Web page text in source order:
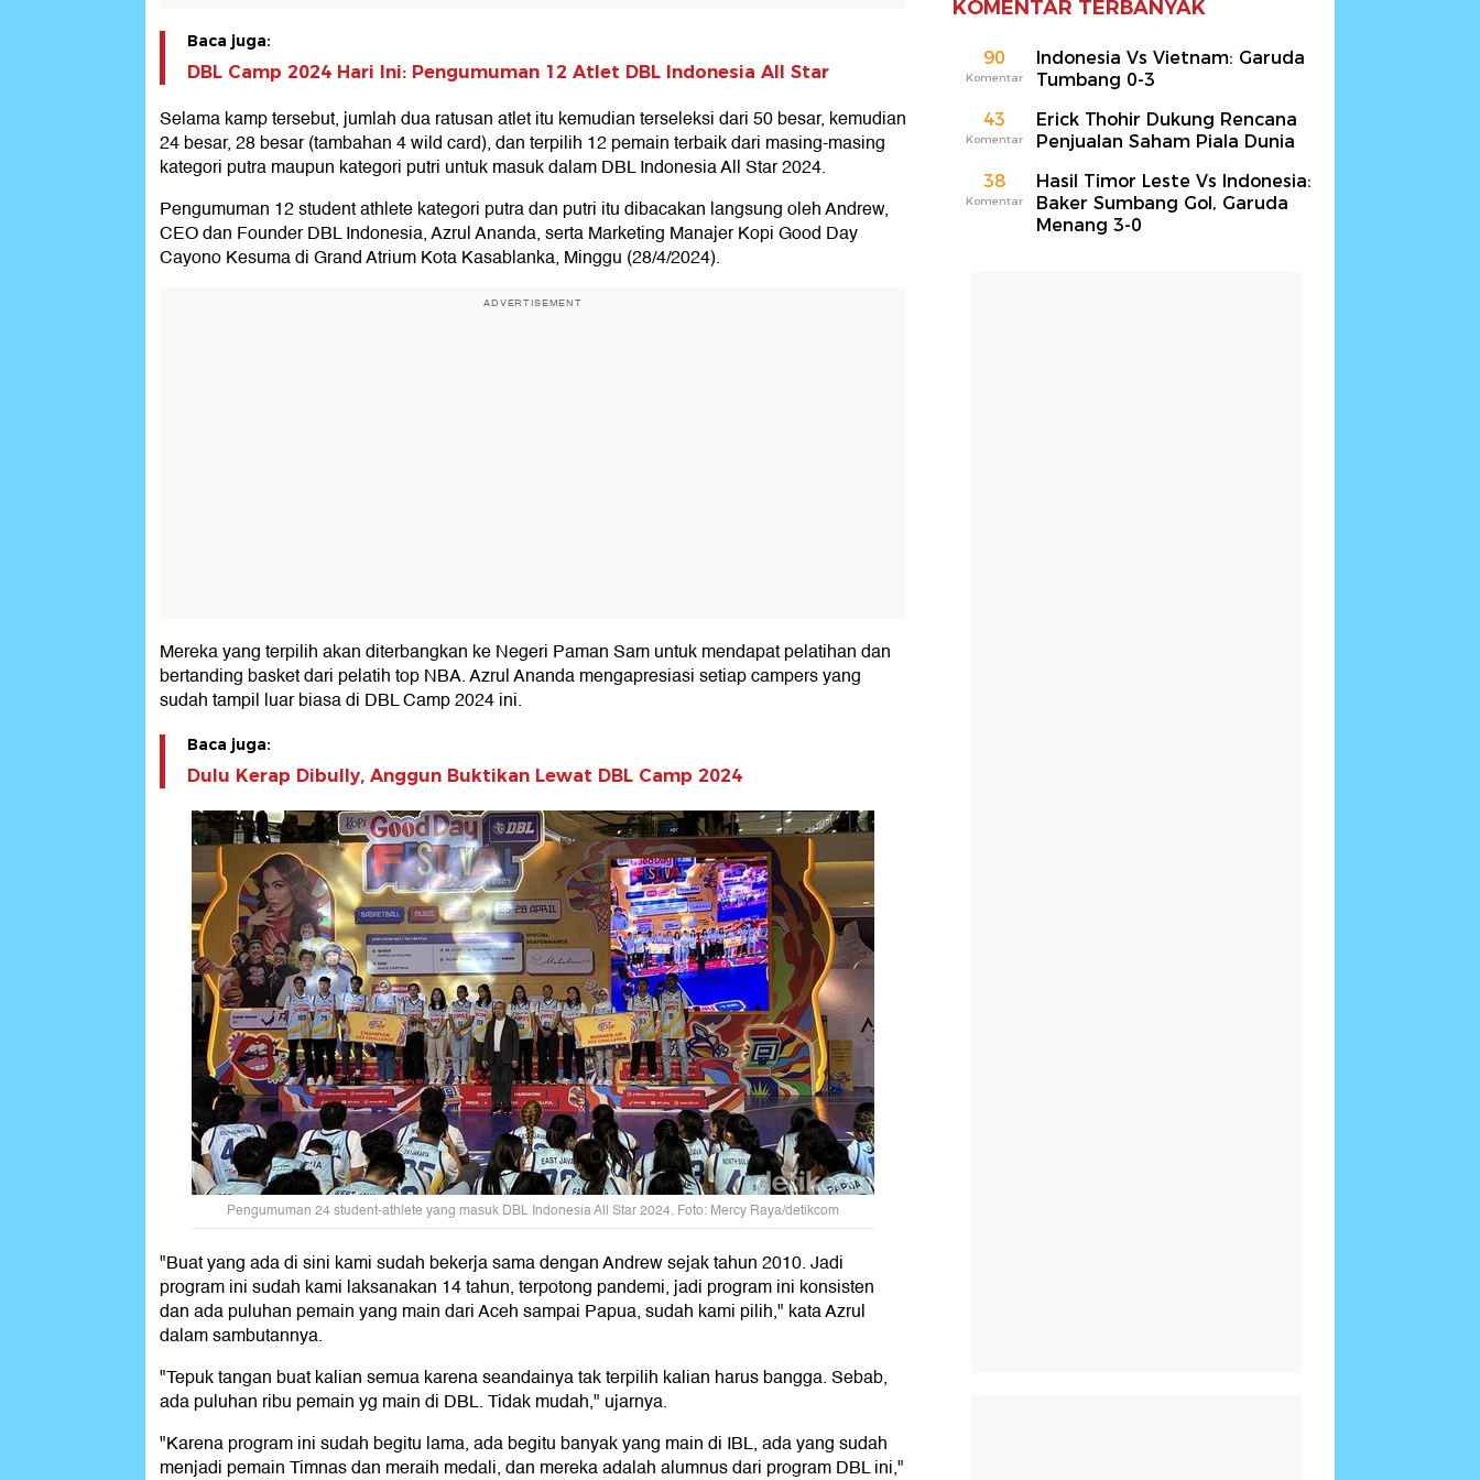
Baca juga:
DBL Camp 2024 Hari Ini: Pengumuman 12 Atlet DBL Indonesia All Star
Selama kamp tersebut, jumlah dua ratusan atlet itu kemudian terseleksi dari 50 besar, kemudian
24 besar, 28 besar (tambahan 4 wild card), dan terpilih 12 pemain terbaik dari masing-masing
kategori putra maupun kategori putri untuk masuk dalam DBL Indonesia All Star 2024.
Pengumuman 12 student athlete kategori putra dan putri itu dibacakan langsung oleh Andrew,
CEO dan Founder DBL Indonesia, Azrul Ananda, serta Marketing Manajer Kopi Good Day
Cayono Kesuma di Grand Atrium Kota Kasablanka, Minggu (28/4/2024).
ADVERTISEMENT
Mereka yang terpilih akan diterbangkan ke Negeri Paman Sam untuk mendapat pelatihan dan
bertanding basket dari pelatih top NBA. Azrul Ananda mengapresiasi setiap campers yang
sudah tampil luar biasa di DBL Camp 2024 ini.
Baca juga:
Dulu Kerap Dibully, Anggun Buktikan Lewat DBL Camp 2024
Pengumuman 24 student-athlete yang masuk DBL Indonesia All Star 2024. Foto: Mercy Raya/detikcom
"Buat yang ada di sini kami sudah bekerja sama dengan Andrew sejak tahun 2010. Jadi
program ini sudah kami laksanakan 14 tahun, terpotong pandemi, jadi program ini konsisten
dan ada puluhan pemain yang main dari Aceh sampai Papua, sudah kami pilih," kata Azrul
dalam sambutannya.
"Tepuk tangan buat kalian semua karena seandainya tak terpilih kalian harus bangga. Sebab,
ada puluhan ribu pemain yg main di DBL. Tidak mudah," ujarnya.
"Karena program ini sudah begitu lama, ada begitu banyak yang main di IBL, ada yang sudah
menjadi pemain Timnas dan meraih medali, dan mereka adalah alumnus dari program DBL ini,"
KOMENTAR TERBANYAK
90
Komentar
Indonesia Vs Vietnam: Garuda
Tumbang 0-3
43
Komentar
Erick Thohir Dukung Rencana
Penjualan Saham Piala Dunia
38
Komentar
Hasil Timor Leste Vs Indonesia:
Baker Sumbang Gol, Garuda
Menang 3-0